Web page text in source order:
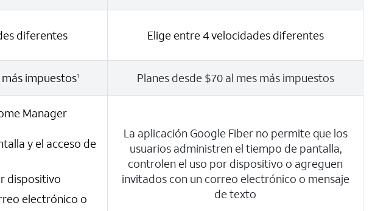
diferentes Elige entre 4 velocidades diferentes
más impuestos1 Planes desde $70 al mes más impuestos
Manager
y el acceso de
dispositivo
electrónico o
La aplicación Google Fiber no permite que los
usuarios administren el tiempo de pantalla,
controlen el uso por dispositivo o agreguen
invitados con un correo electrónico o mensaje
de texto